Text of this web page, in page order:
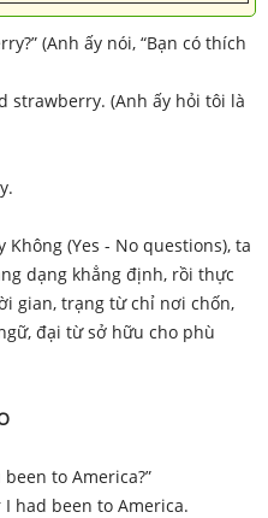
(Anh ấy nói, “Bạn có thích
strawberry. (Anh ấy hỏi tôi là
(Yes - No questions), ta
dạng khẳng định, rồi thực
gian, trạng từ chỉ nơi chốn,
đại từ sở hữu cho phù
been to America?”
had been to America.